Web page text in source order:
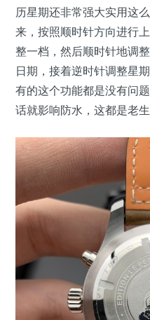
历星期还非常强大实用这
来，按照顺时针方向进行
整一档，然后顺时针地调
日期，接着逆时针调整星
有的这个功能都是没有问
话就影响防水，这都是老生